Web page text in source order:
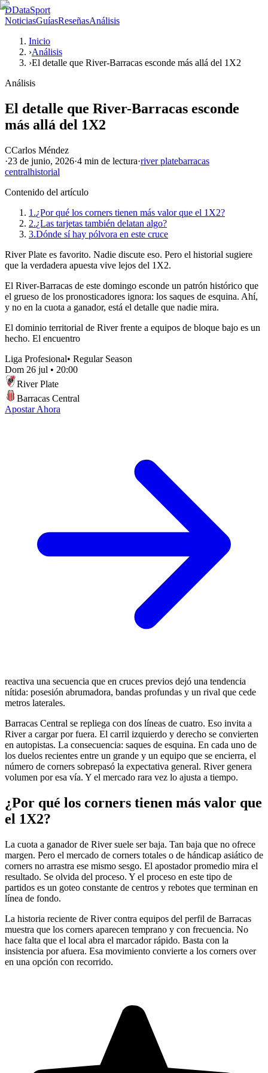
DDataSport
NoticiasGuíasReseñasAnálisis
Inicio
›Análisis
›El detalle que River-Barracas esconde más allá del 1X2
Análisis
El detalle que River-Barracas esconde
más allá del 1X2
CCarlos Méndez
·23 de junio, 2026·4 min de lectura·river platebarracas
centralhistorial
Contenido del artículo
1.¿Por qué los corners tienen más valor que el 1X2?
2.¿Las tarjetas también delatan algo?
3.Dónde sí hay pólvora en este cruce
River Plate es favorito. Nadie discute eso. Pero el historial sugiere
que la verdadera apuesta vive lejos del 1X2.
El River-Barracas de este domingo esconde un patrón histórico que
el grueso de los pronosticadores ignora: los saques de esquina. Ahí,
y no en la cuota a ganador, está el detalle que nadie mira.
El dominio territorial de River frente a equipos de bloque bajo es un
hecho. El encuentro
Liga Profesional• Regular Season
Dom 26 jul • 20:00
River Plate
Barracas Central
Apostar Ahora
reactiva una secuencia que en cruces previos dejó una tendencia
nítida: posesión abrumadora, bandas profundas y un rival que cede
metros laterales.
Barracas Central se repliega con dos líneas de cuatro. Eso invita a
River a cargar por fuera. El carril izquierdo y derecho se convierten
en autopistas. La consecuencia: saques de esquina. En cada uno de
los duelos recientes entre un grande y un equipo que se encierra, el
número de corners sobrepasó la expectativa general. River genera
volumen por esa vía. Y el mercado rara vez lo ajusta a tiempo.
¿Por qué los corners tienen más valor que
el 1X2?
La cuota a ganador de River suele ser baja. Tan baja que no ofrece
margen. Pero el mercado de corners totales o de hándicap asiático de
corners no arrastra ese mismo sesgo. El apostador promedio mira el
resultado. Se olvida del proceso. Y el proceso en este tipo de
partidos es un goteo constante de centros y rebotes que terminan en
línea de fondo.
La historia reciente de River contra equipos del perfil de Barracas
muestra que los corners aparecen temprano y con frecuencia. No
hace falta que el local abra el marcador rápido. Basta con la
insistencia por afuera. Esa movimiento convierte a los corners over
en una opción con recorrido.